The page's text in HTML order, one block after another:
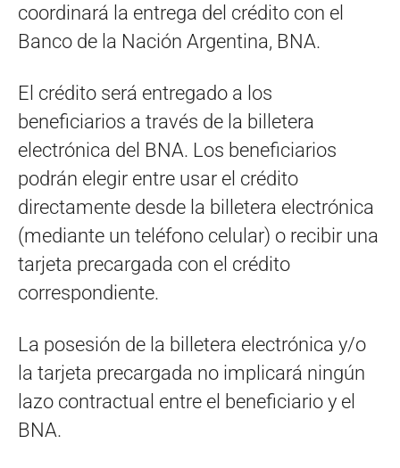
coordinará la entrega del crédito con el
Banco de la Nación Argentina, BNA.
El crédito será entregado a los
beneficiarios a través de la billetera
electrónica del BNA. Los beneficiarios
podrán elegir entre usar el crédito
directamente desde la billetera electrónica
(mediante un teléfono celular) o recibir una
tarjeta precargada con el crédito
correspondiente.
La posesión de la billetera electrónica y/o
la tarjeta precargada no implicará ningún
lazo contractual entre el beneficiario y el
BNA.